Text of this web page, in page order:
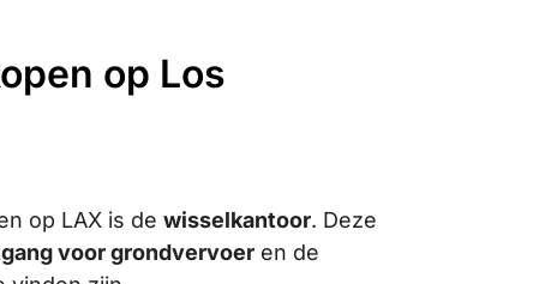
op Los
op LAX is de wisselkantoor. Deze
voor grondvervoer en de